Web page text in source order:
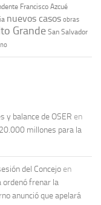
Francisco Azcué
nuevos casos obras
Grande San Salvador
y balance de OSER en
millones para la
del Concejo en
ordenó frenar la
anunció que apelará